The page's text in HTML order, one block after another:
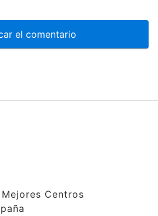
Centros